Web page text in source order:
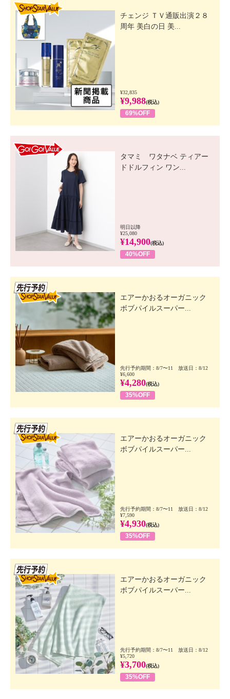
チェンジ ＴＶ通販出演２８
周年 美白の日 美...
¥32,835
¥9,988(税込)
69%OFF
タマミ ワタナベ ティアー
ドドルフィン ワン...
明日以降
¥25,080
¥14,900(税込)
40%OFF
エアーかおるオーガニック
ボブパイルスーパー...
先行予約期間：8/7〜11 放送日：8/12
¥6,600
¥4,280(税込)
35%OFF
エアーかおるオーガニック
ボブパイルスーパー...
先行予約期間：8/7〜11 放送日：8/12
¥7,590
¥4,930(税込)
35%OFF
エアーかおるオーガニック
ボブパイルスーパー...
先行予約期間：8/7〜11 放送日：8/12
¥5,720
¥3,700(税込)
35%OFF